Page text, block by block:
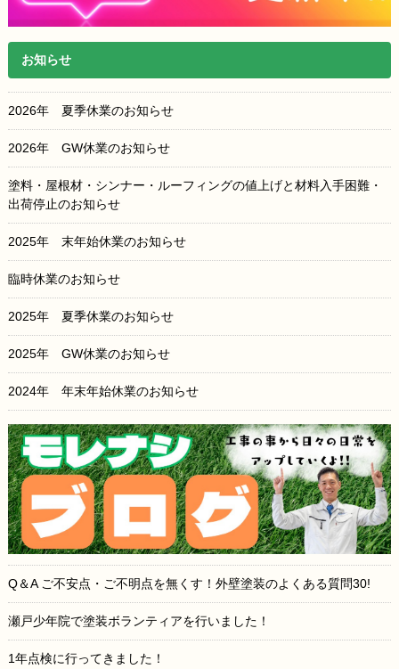
お知らせ
2026年 夏季休業のお知らせ
2026年 GW休業のお知らせ
塗料・屋根材・シンナー・ルーフィングの値上げと材料入手困難・
出荷停止のお知らせ
2025年 末年始休業のお知らせ
臨時休業のお知らせ
2025年 夏季休業のお知らせ
2025年 GW休業のお知らせ
2024年 年末年始休業のお知らせ
Q＆A ご不安点・ご不明点を無くす！外壁塗装のよくある質問30!
瀬戸少年院で塗装ボランティアを行いました！
1年点検に行ってきました！